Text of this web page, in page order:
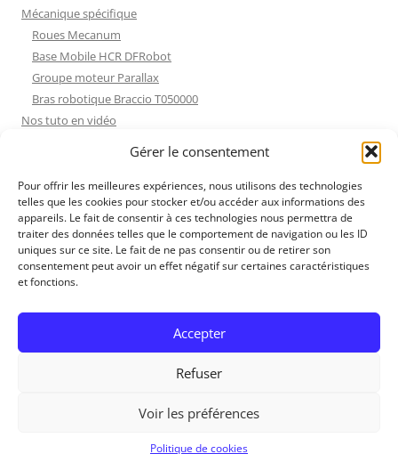
Gérer le consentement
Pour offrir les meilleures expériences, nous utilisons des technologies
telles que les cookies pour stocker et/ou accéder aux informations des
appareils. Le fait de consentir à ces technologies nous permettra de
traiter des données telles que le comportement de navigation ou les ID
uniques sur ce site. Le fait de ne pas consentir ou de retirer son
consentement peut avoir un effet négatif sur certaines caractéristiques
et fonctions.
Accepter
Refuser
Voir les préférences
Politique de cookies
Mécanique spécifique
Roues Mecanum
Base Mobile HCR DFRobot
Groupe moteur Parallax
Bras robotique Braccio T050000
Nos tuto en vidéo
Les Moteurs Pas à Pas
Projets Processing
Amélioration de l’habitat
Tir sportif
Fichiers dessin
Fichiers dessin
Contact et mentions légales
RedOhm, 2014